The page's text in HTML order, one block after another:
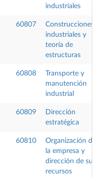
industriales
60807
Construcciones
industriales y
teoría de
estructuras
60808
Transporte y
manutención
industrial
60809
Dirección
estratégica
60810
Organización de
la empresa y
dirección de sus
recursos